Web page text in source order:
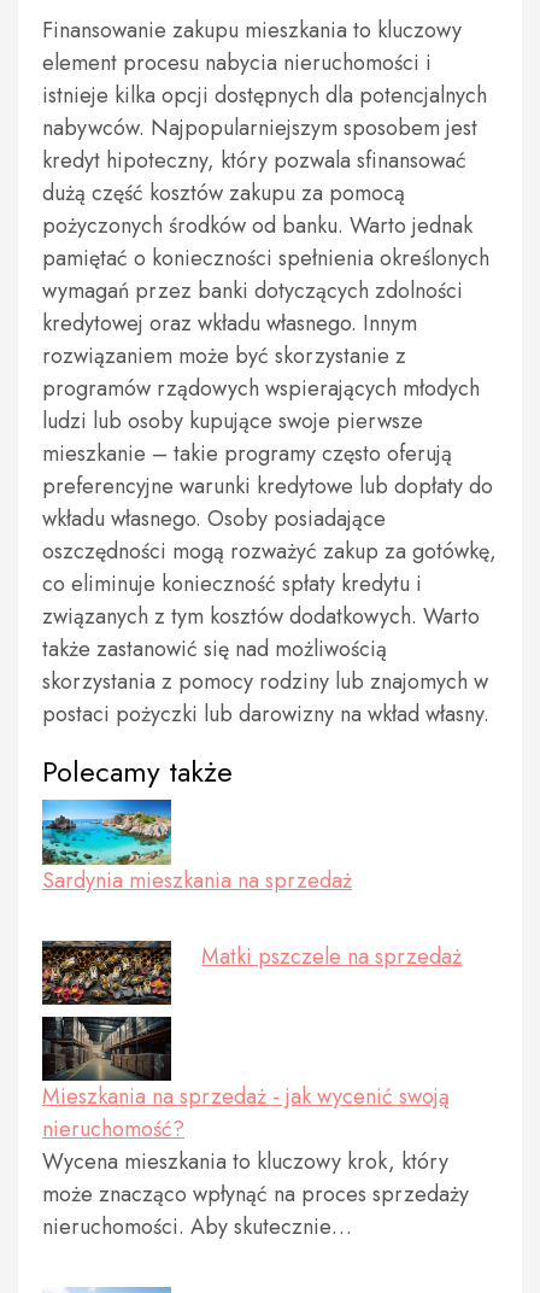
Finansowanie zakupu mieszkania to kluczowy
element procesu nabycia nieruchomości i
istnieje kilka opcji dostępnych dla potencjalnych
nabywców. Najpopularniejszym sposobem jest
kredyt hipoteczny, który pozwala sfinansować
dużą część kosztów zakupu za pomocą
pożyczonych środków od banku. Warto jednak
pamiętać o konieczności spełnienia określonych
wymagań przez banki dotyczących zdolności
kredytowej oraz wkładu własnego. Innym
rozwiązaniem może być skorzystanie z
programów rządowych wspierających młodych
ludzi lub osoby kupujące swoje pierwsze
mieszkanie – takie programy często oferują
preferencyjne warunki kredytowe lub dopłaty do
wkładu własnego. Osoby posiadające
oszczędności mogą rozważyć zakup za gotówkę,
co eliminuje konieczność spłaty kredytu i
związanych z tym kosztów dodatkowych. Warto
także zastanowić się nad możliwością
skorzystania z pomocy rodziny lub znajomych w
postaci pożyczki lub darowizny na wkład własny.
Polecamy także
Sardynia mieszkania na sprzedaż
Matki pszczele na sprzedaż
Mieszkania na sprzedaż - jak wycenić swoją
nieruchomość?
Wycena mieszkania to kluczowy krok, który
może znacząco wpłynąć na proces sprzedaży
nieruchomości. Aby skutecznie…